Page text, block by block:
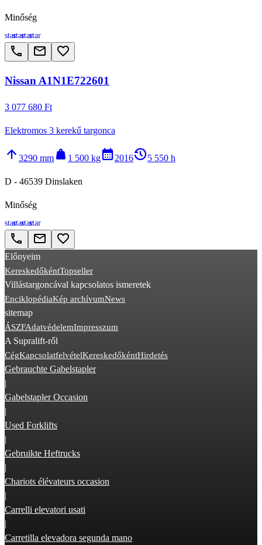
Minőség
starstarstarstar
call email favorite_border
Nissan A1N1E722601
3 077 680 Ft
Elektromos 3 kerekű targonca
arrow_upward 3290 mm weight 1 500 kgcalendar_month2016history_25 550 h
D - 46539 Dinslaken
Minőség
starstarstarstar
call email favorite_border
Előnyeim
KereskedőkéntTopseller
Villástargoncával kapcsolatos ismeretek
EnciklopédiaKép archívumNews
sitemap
ÁSZFAdatvédelemImpresszum
A Supralift-ről
CégKapcsolatfelvételKereskedőkéntHirdetés
Gebrauchte Gabelstapler
|
Gabelstapler Occasion
|
Used Forklifts
|
Gebruikte Heftrucks
|
Chariots élévateurs occasion
|
Carrelli elevatori usati
|
Carretilla elevadora segunda mano